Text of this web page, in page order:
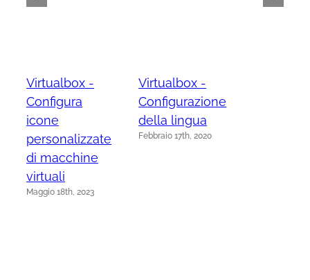
Virtualbox -
Configura
icone
personalizzate
di macchine
virtuali
Maggio 18th, 2023
Virtualbox -
Configurazione
della lingua
Febbraio 17th, 2020